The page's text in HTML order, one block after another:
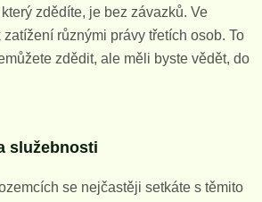
zdědíte, je bez závazků. Ve
různými právy třetích osob. To
zdědit, ale měli byste vědět, do
služebnosti
se nejčastěji setkáte s těmito